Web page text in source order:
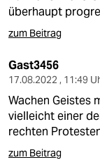
überhaupt
zum Beitrag
Gast3456
17.08.2022 , 11:49
Wachen Geistes
vielleicht einer
rechten
zum Beitrag